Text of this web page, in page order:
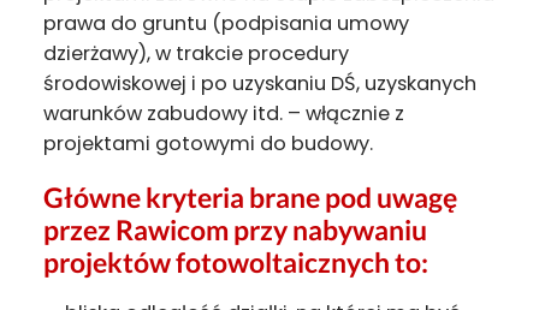
prawa do gruntu (podpisania umowy
dzierżawy), w trakcie procedury
środowiskowej i po uzyskaniu DŚ, uzyskanych
warunków zabudowy itd. – włącznie z
projektami gotowymi do budowy.
Główne kryteria brane pod uwagę
przez Rawicom przy nabywaniu
projektów fotowoltaicznych to: